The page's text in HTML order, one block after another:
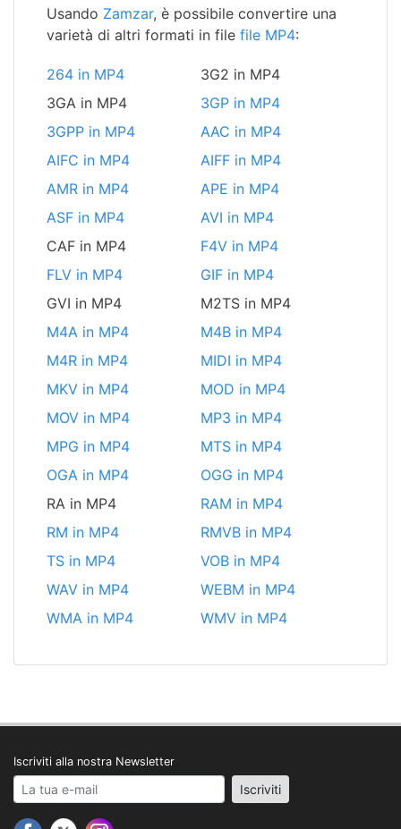
Usando Zamzar, è possibile convertire una
varietà di altri formati in file file MP4:
264 in MP4
3G2 in MP4
3GA in MP4
3GP in MP4
3GPP in MP4
AAC in MP4
AIFC in MP4
AIFF in MP4
AMR in MP4
APE in MP4
ASF in MP4
AVI in MP4
CAF in MP4
F4V in MP4
FLV in MP4
GIF in MP4
GVI in MP4
M2TS in MP4
M4A in MP4
M4B in MP4
M4R in MP4
MIDI in MP4
MKV in MP4
MOD in MP4
MOV in MP4
MP3 in MP4
MPG in MP4
MTS in MP4
OGA in MP4
OGG in MP4
RA in MP4
RAM in MP4
RM in MP4
RMVB in MP4
TS in MP4
VOB in MP4
WAV in MP4
WEBM in MP4
WMA in MP4
WMV in MP4
Iscriviti alla nostra Newsletter
Your email address Iscriviti